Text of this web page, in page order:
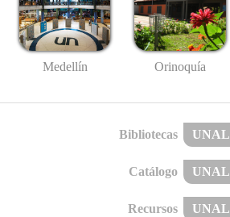
Medellín Orinoquía
Bibliotecas UNAL
Catálogo UNAL
Recursos UNAL